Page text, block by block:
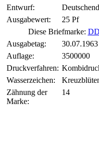
Entwurf:
Ausgabewert:
25 Pf
Diese Briefmarke:
Ausgabetag:
30.07.1963
Auflage:
3500000
Druckverfahren:
Wasserzeichen:
Zähnung der
Marke:
14